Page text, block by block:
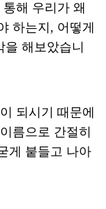
해 우리가 왜
하는지, 어떻게
해보았습니
되시기 때문에
름으로 간절히
게 붙들고 나아